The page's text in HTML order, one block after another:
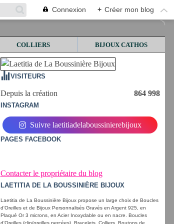
Connexion + Créer mon blog
COLLIERS BIJOUX CATHOS
VISITEURS
Depuis la création 864 998
INSTAGRAM
Suivre laetitiadelaboussinierebijoux
PAGES FACEBOOK
Contacter le propriétaire du blog
LAETITIA DE LA BOUSSINIÈRE BIJOUX
Laetitia de La Boussinière Bijoux propose un large choix de Boucles
d'Oreilles et de Bijoux Personnalisés Gravés en Argent 925, en
Plaqué Or 3 microns, en Acier Inoxydable ou en nacre. Boucles
d'Oreilles (clip/oreilles percées), Bracelets, Colliers, Boutons de